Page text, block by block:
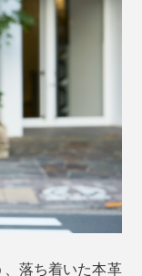
落ち着いた本革